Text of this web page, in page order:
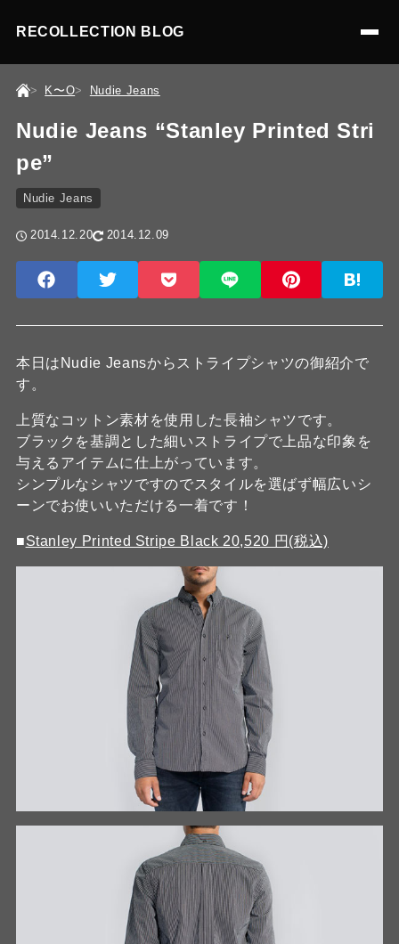
RECOLLECTION BLOG
K〜O Nudie Jeans
Nudie Jeans “Stanley Printed Stri
pe”
Nudie Jeans
2014.12.20 2014.12.09
本日はNudie Jeansからストライプシャツの御紹介で
す。
上質なコットン素材を使用した長袖シャツです。
ブラックを基調とした細いストライプで上品な印象を
与えるアイテムに仕上がっています。
シンプルなシャツですのでスタイルを選ばず幅広いシ
ーンでお使いいただける一着です！
■Stanley Printed Stripe Black 20,520 円(税込)